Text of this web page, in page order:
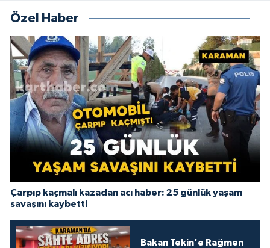
Özel Haber
Çarpıp kaçmalı kazadan acı haber: 25 günlük yaşam
savaşını kaybetti
Bakan Tekin'e Rağmen